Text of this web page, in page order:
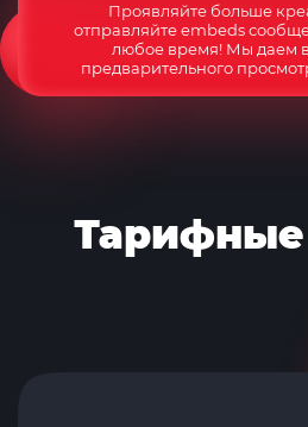
Проявляйте больше
отправляйте embeds
любое время! Мы даем
предварительного